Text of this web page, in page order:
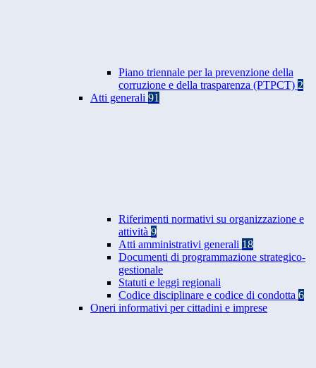
Piano triennale per la prevenzione della
corruzione e della trasparenza (PTPCT) 2
Atti generali 91
Riferimenti normativi su organizzazione e
attività 9
Atti amministrativi generali 18
Documenti di programmazione strategico-
gestionale
Statuti e leggi regionali
Codice disciplinare e codice di condotta 6
Oneri informativi per cittadini e imprese